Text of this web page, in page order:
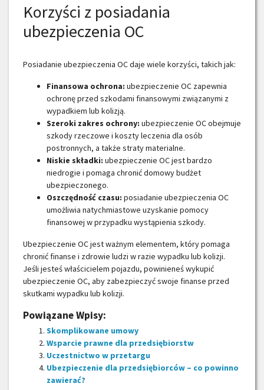
Korzyści z posiadania
ubezpieczenia OC
Posiadanie ubezpieczenia OC daje wiele korzyści, takich jak:
Finansowa ochrona: ubezpieczenie OC zapewnia
ochronę przed szkodami finansowymi związanymi z
wypadkiem lub kolizją.
Szeroki zakres ochrony: ubezpieczenie OC obejmuje
szkody rzeczowe i koszty leczenia dla osób
postronnych, a także straty materialne.
Niskie składki: ubezpieczenie OC jest bardzo
niedrogie i pomaga chronić domowy budżet
ubezpieczonego.
Oszczędność czasu: posiadanie ubezpieczenia OC
umożliwia natychmiastowe uzyskanie pomocy
finansowej w przypadku wystąpienia szkody.
Ubezpieczenie OC jest ważnym elementem, który pomaga
chronić finanse i zdrowie ludzi w razie wypadku lub kolizji.
Jeśli jesteś właścicielem pojazdu, powinieneś wykupić
ubezpieczenie OC, aby zabezpieczyć swoje finanse przed
skutkami wypadku lub kolizji.
Powiązane Wpisy:
Skomplikowane umowy
Wsparcie prawne dla przedsiębiorstw
Uczestnictwo w przetargu
Ubezpieczenie dla przedsiębiorców – co powinno
zawierać?